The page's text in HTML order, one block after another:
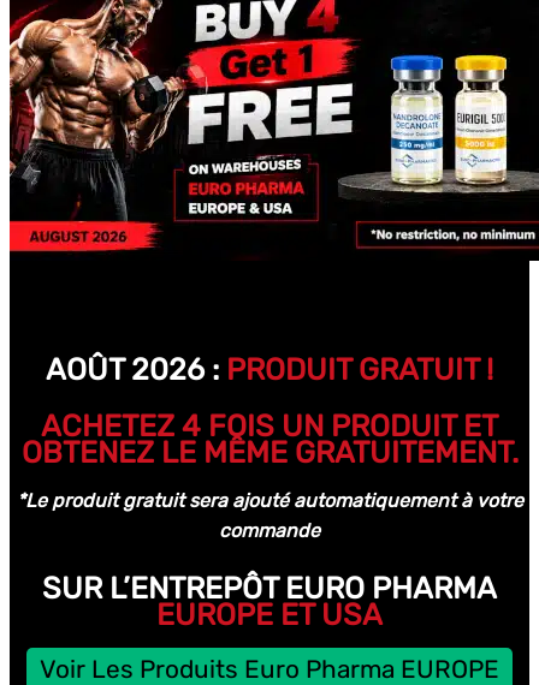
AOÛT 2026 : PRODUIT GRATUIT !
ACHETEZ 4 FOIS UN PRODUIT ET
OBTENEZ LE MÊME GRATUITEMENT.
*Le produit gratuit sera ajouté automatiquement à votre
commande
SUR L’ENTREPÔT EURO PHARMA
EUROPE ET USA
Voir Les Produits Euro Pharma EUROPE